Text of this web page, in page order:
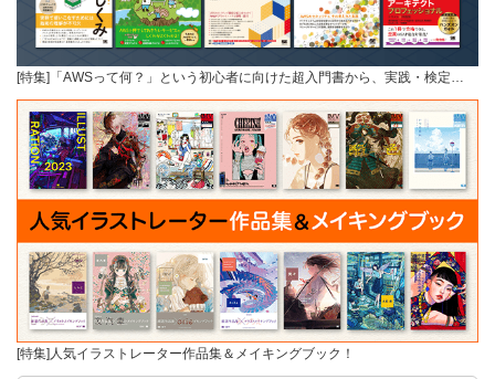
[特集]「AWSって何？」という初心者に向けた超入門書から、実践・検定…
[特集]人気イラストレーター作品集＆メイキングブック！